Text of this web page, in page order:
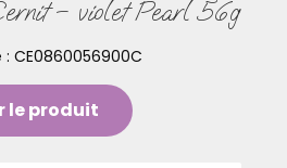
– violet Pearl 56g
: CE0860056900C
le produit